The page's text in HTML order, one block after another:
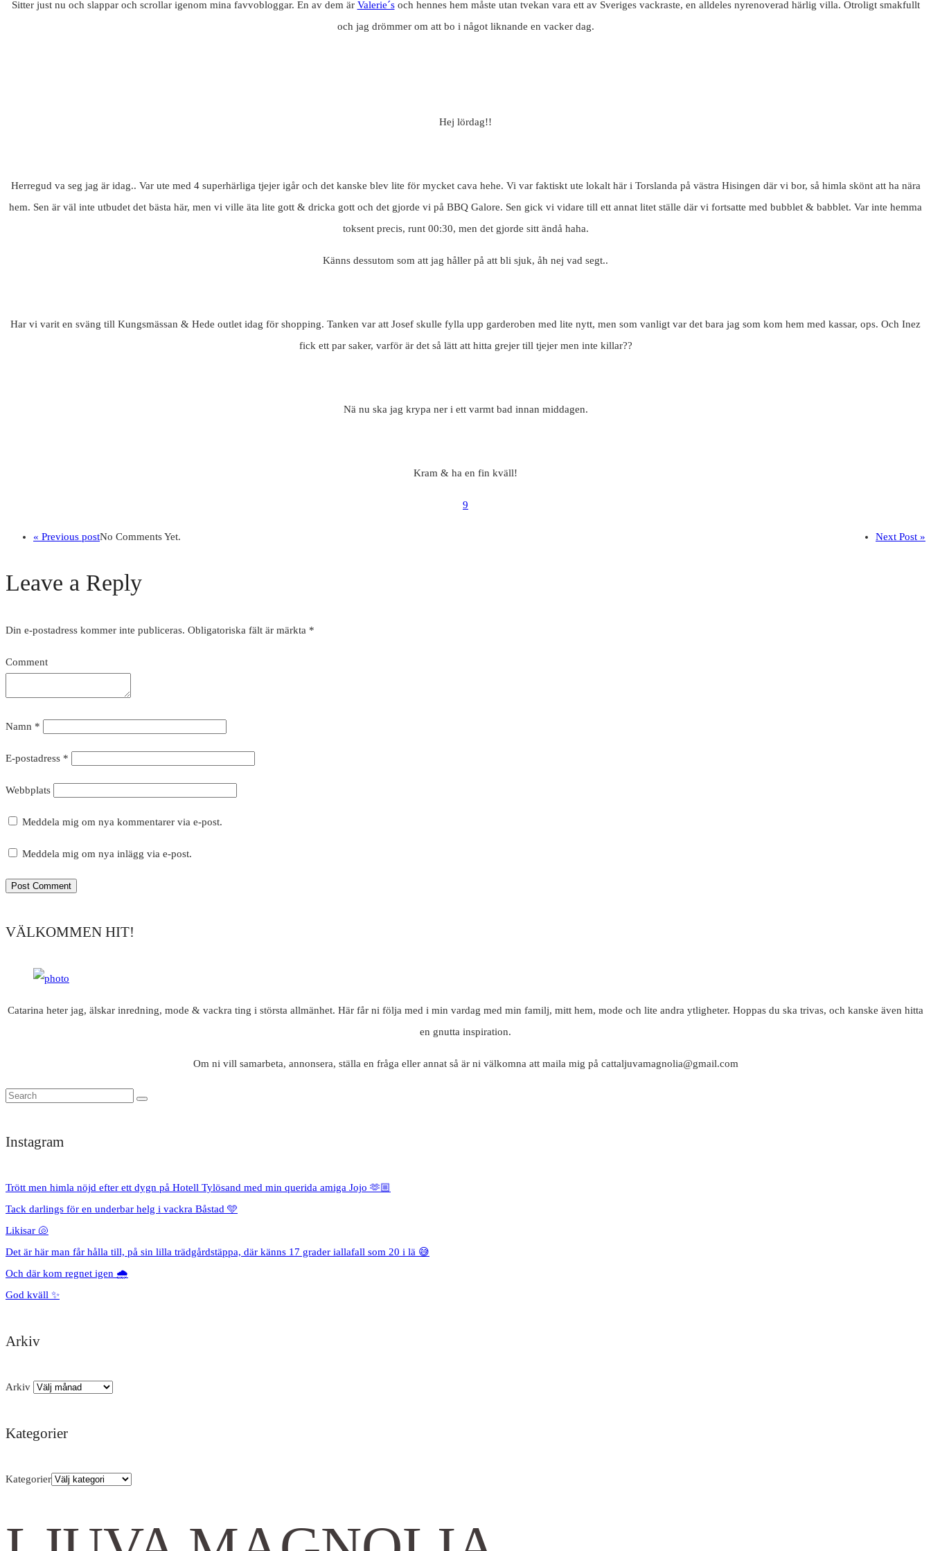
Sitter just nu och slappar och scrollar igenom mina favvobloggar. En av dem är Valerie´soch hennes hem måste utan tvekan vara ett av Sveriges vackraste, en alldeles nyrenoverad härlig villa. Otroligt smakfullt
och jag drömmer om att bo i något liknande en vacker dag.
Hej lördag!!
Herregud va seg jag är idag.. Var ute med 4 superhärliga tjejer igår och det kanske blev lite för mycket cava hehe. Vi var faktiskt ute lokalt här i Torslanda på västra Hisingen där vi bor, så himla skönt att ha nära
hem. Sen är väl inte utbudet det bästa här, men vi ville äta lite gott & dricka gott och det gjorde vi på BBQ Galore. Sen gick vi vidare till ett annat litet ställe där vi fortsatte med bubblet & babblet. Var inte hemma
toksent precis, runt 00:30, men det gjorde sitt ändå haha.
Känns dessutom som att jag håller på att bli sjuk, åh nej vad segt..
Har vi varit en sväng till Kungsmässan & Hede outlet idag för shopping. Tanken var att Josef skulle fylla upp garderoben med lite nytt, men som vanligt var det bara jag som kom hem med kassar, ops. Och Inez
fick ett par saker, varför är det så lätt att hitta grejer till tjejer men inte killar??
Nä nu ska jag krypa ner i ett varmt bad innan middagen.
Kram & ha en fin kväll!
9
« Previous post Next Post »
No Comments Yet.
Leave a Reply
Din e-postadress kommer inte publiceras. Obligatoriska fält är märkta *
Comment
Namn *
E-postadress *
Webbplats
Meddela mig om nya kommentarer via e-post.
Meddela mig om nya inlägg via e-post.
VÄLKOMMEN HIT!
Catarina heter jag, älskar inredning, mode & vackra ting i största allmänhet. Här får ni följa med i min vardag med min familj, mitt hem, mode och lite andra ytligheter. Hoppas du ska trivas, och kanske även hitta
en gnutta inspiration.
Om ni vill samarbeta, annonsera, ställa en fråga eller annat så är ni välkomna att maila mig på cattaljuvamagnolia@gmail.com
Instagram
Trött men himla nöjd efter ett dygn på Hotell Tylösand med min querida amiga Jojo 🫶🏼
Tack darlings för en underbar helg i vackra Båstad 🩵
Likisar 🐚
Det är här man får hålla till, på sin lilla trädgårdstäppa, där känns 17 grader iallafall som 20 i lä 😅
Och där kom regnet igen 🌧️
God kväll ✨
Arkiv
Arkiv
Kategorier
Kategorier